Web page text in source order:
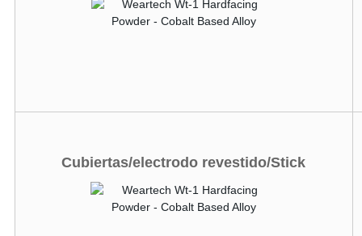
Cubiertas/electrodo revestido/Stick